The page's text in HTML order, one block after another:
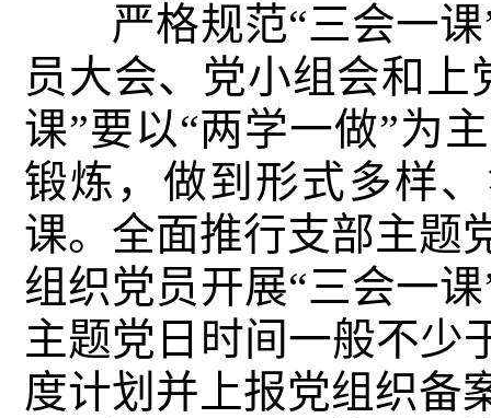
严格规范“三会一课”
员大会、党小组会和
课”要以“两学一做”为
锻炼，做到形式多样
课。全面推行支部主题
组织党员开展“三会一
主题党日时间一般不少
度计划并上报党组织备